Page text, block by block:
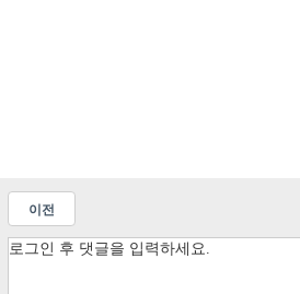
이전